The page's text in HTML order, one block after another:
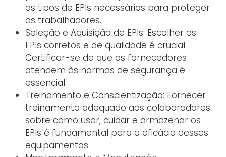
os tipos de EPIs necessários para proteger
os trabalhadores.
Seleção e Aquisição de EPIs: Escolher os
EPIs corretos e de qualidade é crucial.
Certificar-se de que os fornecedores
atendem às normas de segurança é
essencial.
Treinamento e Conscientização: Fornecer
treinamento adequado aos colaboradores
sobre como usar, cuidar e armazenar os
EPIs é fundamental para a eficácia desses
equipamentos.